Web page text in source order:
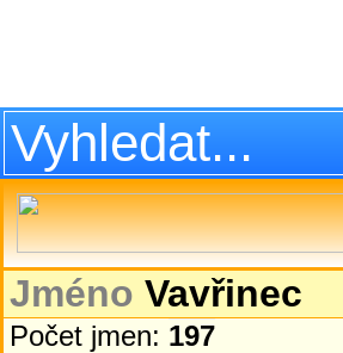
Jméno Vavřinec
Počet jmen: 197